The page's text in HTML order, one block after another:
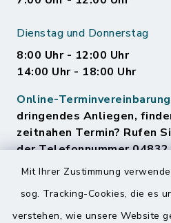
Mit Ihrer Zustimmung
sog. Tracking-Cookies, die es
verstehen, wie unsere Website
Dienstag und Donnerstag
8:00 Uhr - 12:00 Uhr
14:00 Uhr - 18:00 Uhr
Online-Terminvereinbarung
dringendes Anliegen,
zeitnahen Termin? Rufen
der Telefonnummer 04832
Quicklinks